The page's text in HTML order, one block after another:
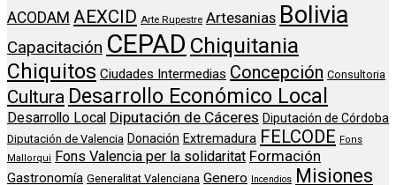
ACODAM AEXCID Arte Rupestre Artesanias Bolivia
Capacitación CEPAD Chiquitania
Chiquitos Ciudades Intermedias Concepción Consultoria
Cultura Desarrollo Económico Local
Desarrollo Local Diputación de Cáceres Diputación de Córdoba
Diputación de Valencia Donación Extremadura FELCODE Fons
Mallorqui
Fons Valencia per la solidaritat Formación
Gastronomía Generalitat Valenciana Genero Incendios
Misiones